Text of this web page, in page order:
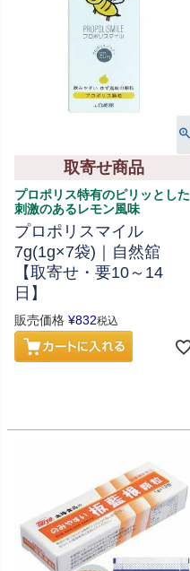
取寄せ商品
プロポリス特有のピリッとした
刺激のあるレモン風味
プロポリスマイル
7g(1g×7袋)｜自然舘
【取寄せ・要10～14
日】
販売価格 ¥832税込